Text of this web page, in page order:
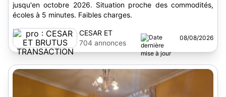
jusqu'en octobre 2026. Situation proche des commodités,
écoles à 5 minutes. Faibles charges.
CESAR ET
BRUTUS
TRANSACTION
704 annonces
08/08/2026